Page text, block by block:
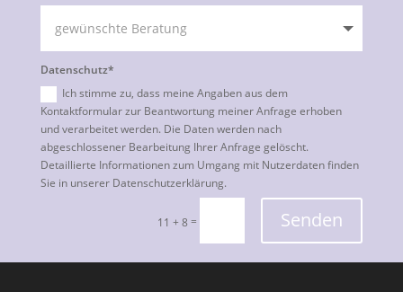
Datenschutz*
Ich stimme zu, dass meine Angaben aus dem
Kontaktformular zur Beantwortung meiner Anfrage erhoben
und verarbeitet werden. Die Daten werden nach
abgeschlossener Bearbeitung Ihrer Anfrage gelöscht.
Detaillierte Informationen zum Umgang mit Nutzerdaten finden
Sie in unserer Datenschutzerklärung.
11 + 8= Senden